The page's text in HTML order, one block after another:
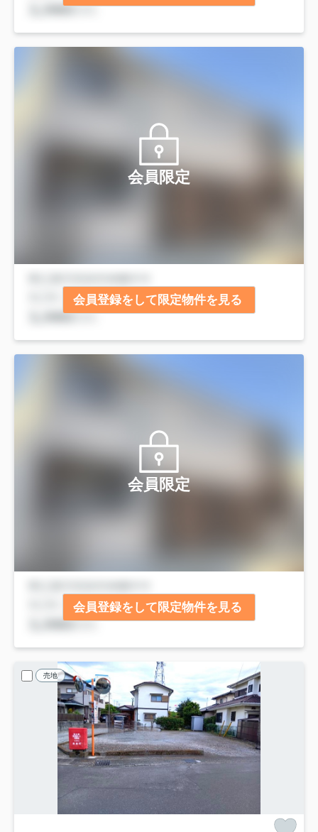
会員限定
会員登録をして限定物件を見る
会員限定
会員登録をして限定物件を見る
売地